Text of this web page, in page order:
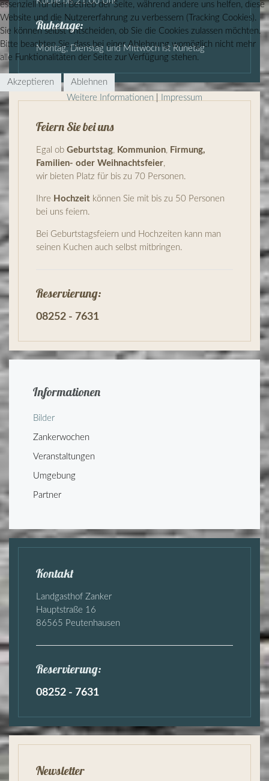
Ruhetage:
Montag, Dienstag und Mittwoch ist Ruhetag
Feiern Sie bei uns
Egal ob Geburtstag, Kommunion, Firmung,
Familien- oder Weihnachtsfeier,
wir bieten Platz für bis zu 70 Personen.
Ihre Hochzeit können Sie mit bis zu 50 Personen
bei uns feiern.
Bei Geburtstagsfeiern und Hochzeiten kann man
seinen Kuchen auch selbst mitbringen.
Reservierung:
08252 - 7631
Informationen
Bilder
Zankerwochen
Veranstaltungen
Umgebung
Partner
Kontakt
Landgasthof Zanker
Hauptstraße 16
86565 Peutenhausen
Reservierung:
08252 - 7631
Newsletter
essenziell für den Betrieb der Seite, während andere uns helfen, diese
Website und die Nutzererfahrung zu verbessern (Tracking Cookies).
Sie können selbst entscheiden, ob Sie die Cookies zulassen möchten.
Bitte beachten Sie, dass bei einer Ablehnung womöglich nicht mehr
alle Funktionalitäten der Seite zur Verfügung stehen.
Akzeptieren
Ablehnen
Weitere Informationen
Impressum